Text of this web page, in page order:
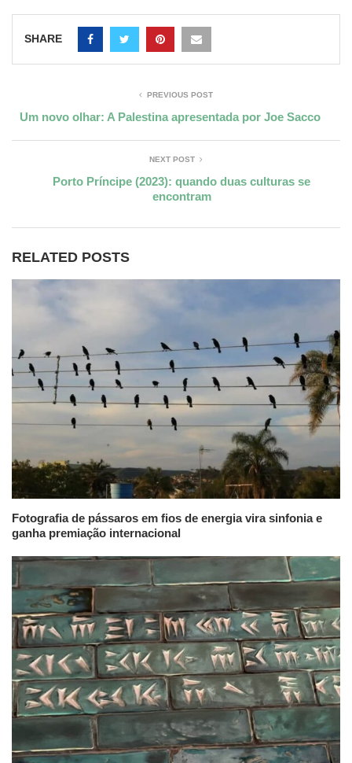
SHARE
PREVIOUS POST
Um novo olhar: A Palestina apresentada por Joe Sacco
NEXT POST
Porto Príncipe (2023): quando duas culturas se
encontram
RELATED POSTS
Fotografia de pássaros em fios de energia vira sinfonia e
ganha premiação internacional